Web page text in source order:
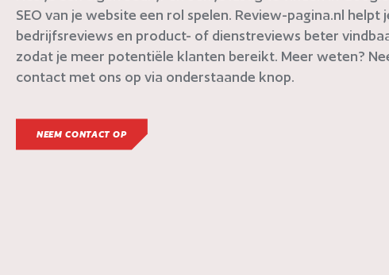
SEO van je website een rol spelen. Review-pagina.nl helpt
bedrijfsreviews en product- of dienstreviews beter
zodat je meer potentiële klanten bereikt. Meer weten?
contact met ons op via onderstaande knop.
NEEM CONTACT OP